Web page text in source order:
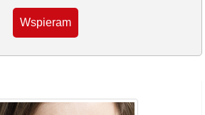
Wspieram